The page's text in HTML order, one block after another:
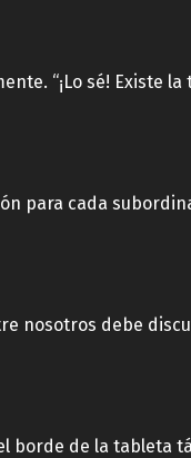
“¡Lo sé! Existe
para cada
nosotros debe
de la tableta